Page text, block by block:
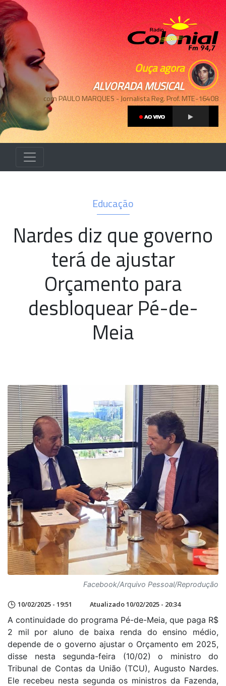
Ouça agora
ALVORADA MUSICAL
com PAULO MARQUES - Jornalista Reg. Prof. MTE-16408
Educação
Nardes diz que governo
terá de ajustar
Orçamento para
desbloquear Pé-de-
Meia
Facebook/Arquivo Pessoal/Reprodução
10/02/2025 - 19:51 Atualizado 10/02/2025 - 20:34
A continuidade do programa Pé-de-Meia, que paga R$
2 mil por aluno de baixa renda do ensino médio,
depende de o governo ajustar o Orçamento em 2025,
disse nesta segunda-feira (10/02) o ministro do
Tribunal de Contas da União (TCU), Augusto Nardes.
Ele recebeu nesta segunda os ministros da Fazenda,